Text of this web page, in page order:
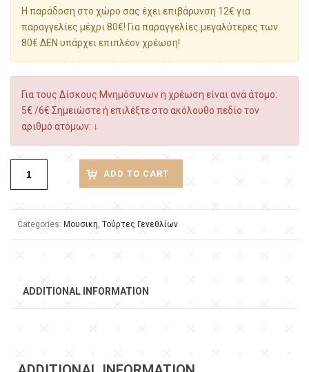
Η παράδοση στο χώρο σας έχει επιβάρυνση 12€ για
παραγγελίες μέχρι 80€! Για παραγγελίες μεγαλύτερες των
80€ ΔΕΝ υπάρχει επιπλέον χρέωση!
Για τους Δίσκους Μνημόσυνων η χρέωση είναι ανά άτομο:
5€ /6€ Σημειώστε ή επιλέξτε στο ακόλουθο πεδίο τον
αριθμό ατόμων: ↓
ADD TO CART
Categories: Μουσικη, Τούρτες Γενεθλίων
ADDITIONAL INFORMATION